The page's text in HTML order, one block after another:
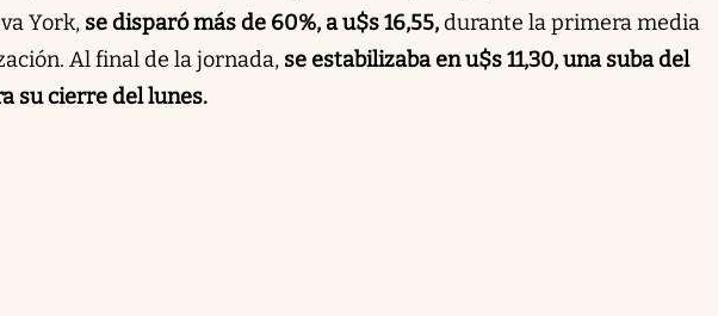
York, se disparó más de 60%, a u$s 16,55,durante la primera media
Al final de la jornada, se estabilizaba en u$s 11,30, una suba del
su cierre del lunes.